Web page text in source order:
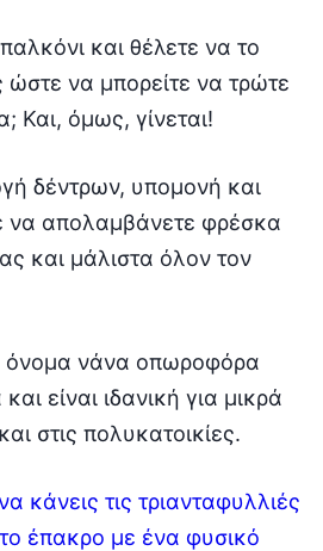
και θέλετε να το
ώστε να μπορείτε να τρώτε
Και, όμως, γίνεται!
δέντρων, υπομονή και
να απολαμβάνετε φρέσκα
και μάλιστα όλον τον
όνομα νάνα οπωροφόρα
είναι ιδανική για μικρά
στις πολυκατοικίες.
κάνεις τις τριανταφυλλιές
έπακρο με ένα φυσικό